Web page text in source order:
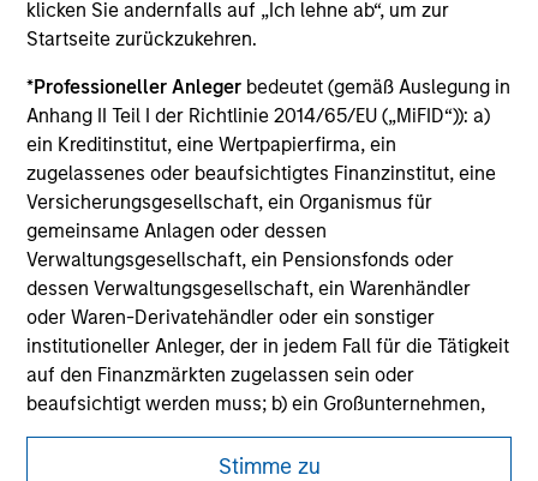
klicken Sie andernfalls auf „Ich lehne ab“, um zur
Startseite zurückzukehren.
*Professioneller Anleger bedeutet (gemäß Auslegung in
Anhang II Teil I der Richtlinie 2014/65/EU („MiFID“)): a)
ein Kreditinstitut, eine Wertpapierfirma, ein
zugelassenes oder beaufsichtigtes Finanzinstitut, eine
Versicherungsgesellschaft, ein Organismus für
gemeinsame Anlagen oder dessen
Verwaltungsgesellschaft, ein Pensionsfonds oder
dessen Verwaltungsgesellschaft, ein Warenhändler
oder Waren-Derivatehändler oder ein sonstiger
institutioneller Anleger, der in jedem Fall für die Tätigkeit
auf den Finanzmärkten zugelassen sein oder
beaufsichtigt werden muss; b) ein Großunternehmen,
das mindestens zwei der folgenden
Größenanforderungen auf Unternehmensbasis erfüllt: (i)
Stimme zu
jurisdiction in which such offer or solicitation,
purchase or sale would be unlawful under the
All investing involves risks, including a loss of principal.
Please refer to the strategy detail page for important
information on the strategy, including additional risk
considerations.